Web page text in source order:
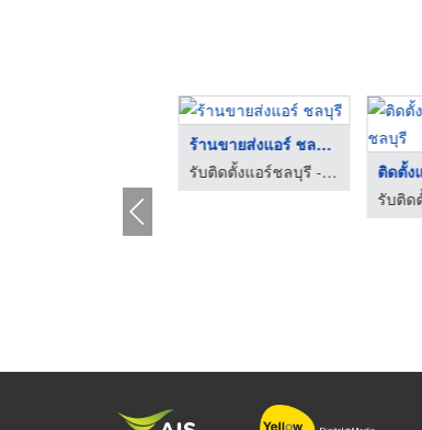
ร้านขายส่งแอร์ ชลบุร ...
รับติดตั้งแอร์ชลบุรี - นาวาพัฒนา